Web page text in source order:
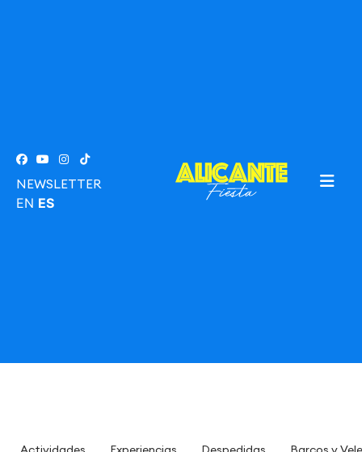
NEWSLETTER
EN ES